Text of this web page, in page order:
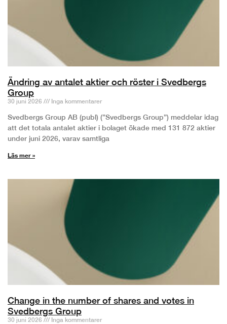
Ändring av antalet aktier och röster i Svedbergs
Group
30 juni 2026 Inga kommentarer
Svedbergs Group AB (publ) (”Svedbergs Group”) meddelar idag
att det totala antalet aktier i bolaget ökade med 131 872 aktier
under juni 2026, varav samtliga
Läs mer »
Change in the number of shares and votes in
Svedbergs Group
30 juni 2026 Inga kommentarer